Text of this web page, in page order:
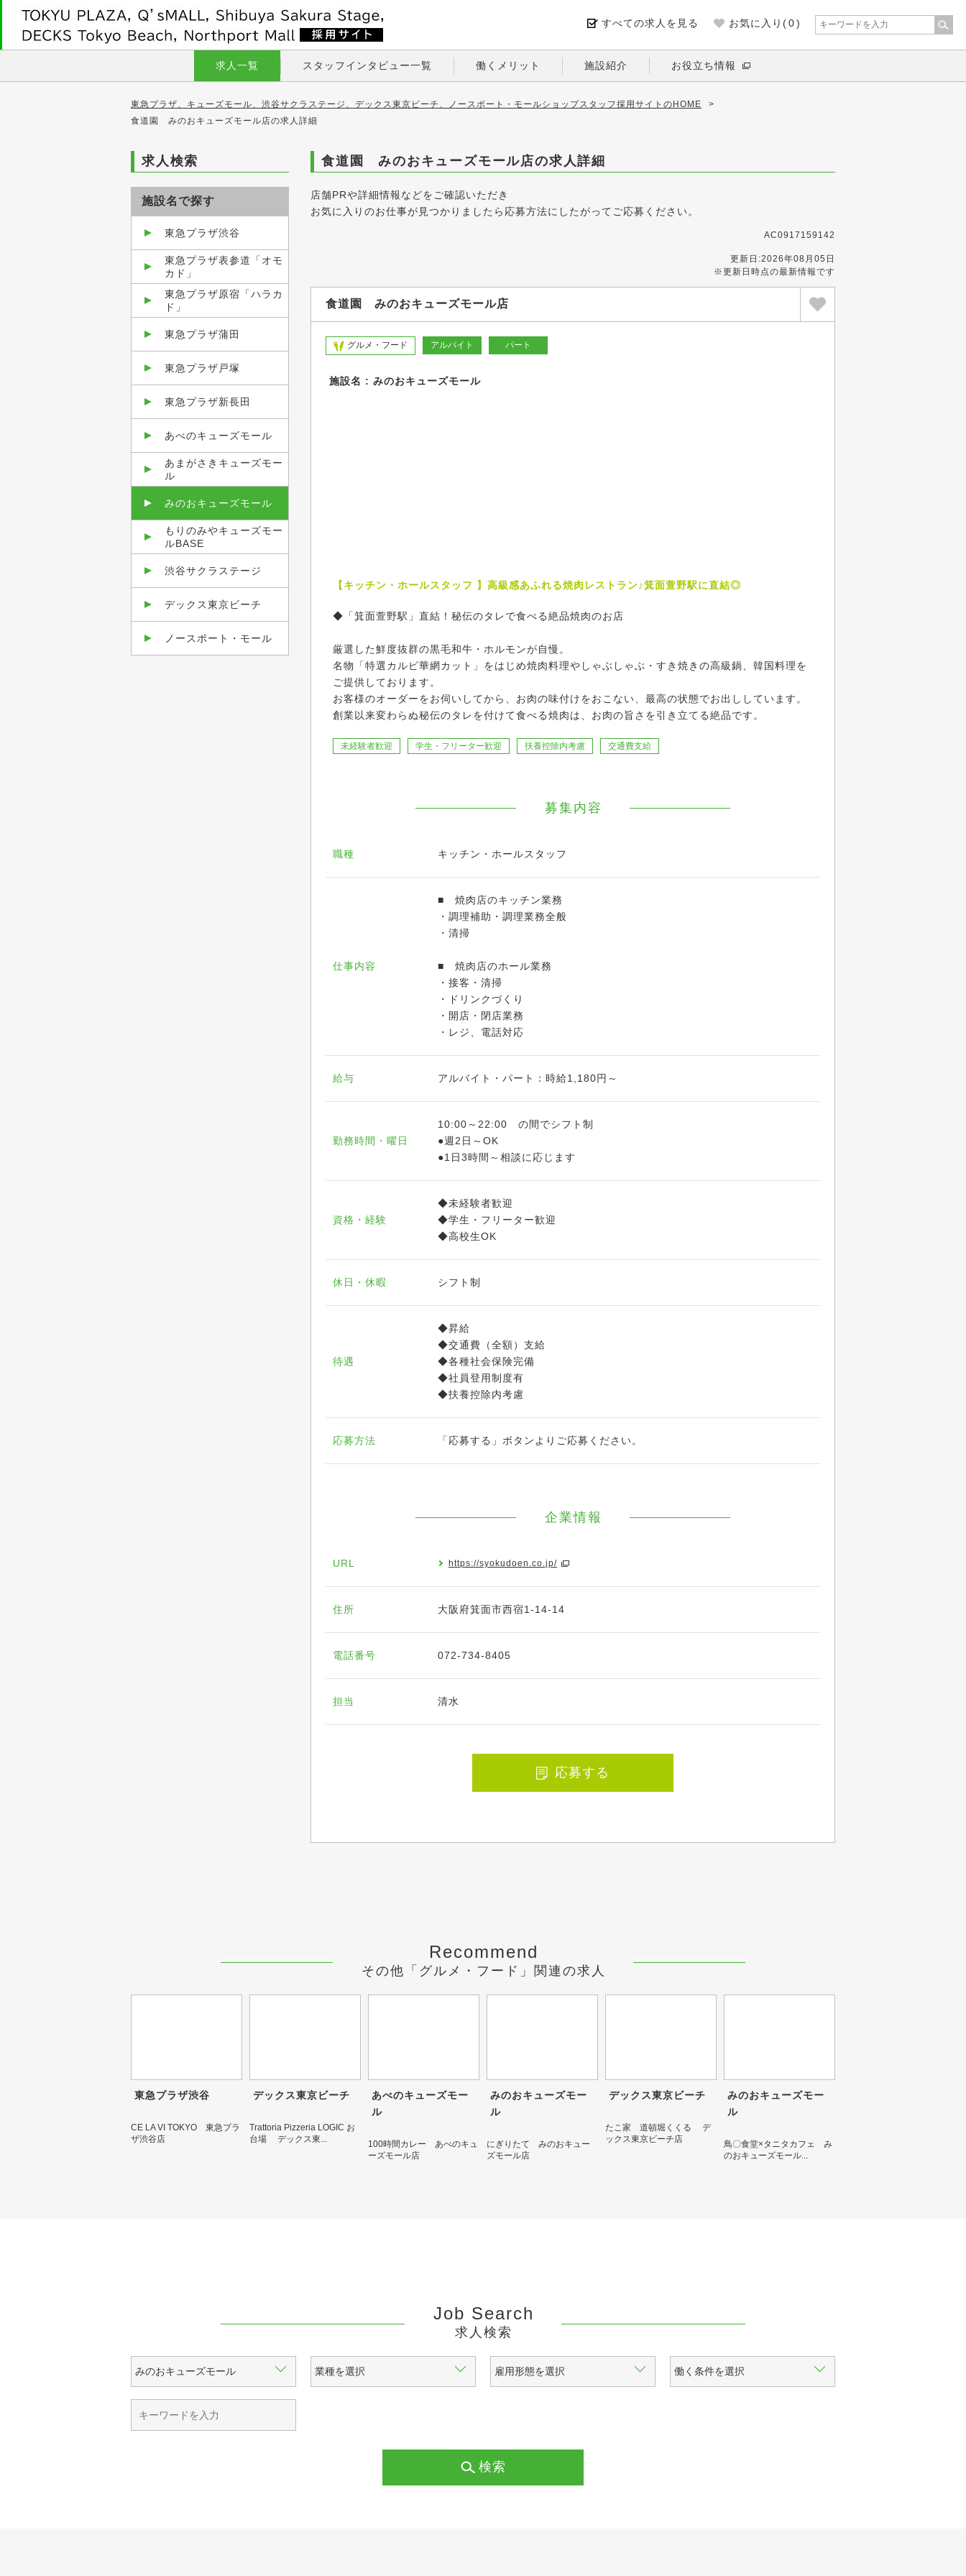
すべての求人を見る お気に入り(0)
求人一覧 スタッフインタビュー一覧 働くメリット 施設紹介 お役立ち情報
東急プラザ、キューズモール、渋谷サクラステージ、デックス東京ビーチ、ノースポート・モールショップスタッフ採用サイトのHOME
>
食道園 みのおキューズモール店の求人詳細
求人検索
施設名で探す
東急プラザ渋谷
東急プラザ表参道「オモ
カド」
東急プラザ原宿「ハラカ
ド」
東急プラザ蒲田
東急プラザ戸塚
東急プラザ新長田
あべのキューズモール
あまがさきキューズモー
ル
みのおキューズモール
もりのみやキューズモー
ルBASE
渋谷サクラステージ
デックス東京ビーチ
ノースポート・モール
食道園 みのおキューズモール店の求人詳細
店舗PRや詳細情報などをご確認いただき
お気に入りのお仕事が見つかりましたら応募方法にしたがってご応募ください。
AC0917159142
更新日:2026年08月05日
※更新日時点の最新情報です
食道園 みのおキューズモール店
グルメ・フード アルバイト パート
施設名 : みのおキューズモール
【キッチン・ホールスタッフ 】高級感あふれる焼肉レストラン♪箕面萱野駅に直結◎
◆「箕面萱野駅」直結！秘伝のタレで食べる絶品焼肉のお店
厳選した鮮度抜群の黒毛和牛・ホルモンが自慢。
名物「特選カルピ華網カット」をはじめ焼肉料理やしゃぶしゃぶ・すき焼きの高級鍋、韓国料理を
ご提供しております。
お客様のオーダーをお伺いしてから、お肉の味付けをおこない、最高の状態でお出ししています。
創業以来変わらぬ秘伝のタレを付けて食べる焼肉は、お肉の旨さを引き立てる絶品です。
未経験者歓迎 学生・フリーター歓迎 扶養控除内考慮 交通費支給
募集内容
職種 キッチン・ホールスタッフ
仕事内容
■ 焼肉店のキッチン業務
・調理補助・調理業務全般
・清掃
■ 焼肉店のホール業務
・接客・清掃
・ドリンクづくり
・開店・閉店業務
・レジ、電話対応
給与 アルバイト・パート：時給1,180円～
勤務時間・曜日
10:00～22:00 の間でシフト制
●週2日～OK
●1日3時間～相談に応じます
資格・経験
◆未経験者歓迎
◆学生・フリーター歓迎
◆高校生OK
休日・休暇 シフト制
待遇
◆昇給
◆交通費（全額）支給
◆各種社会保険完備
◆社員登用制度有
◆扶養控除内考慮
応募方法 「応募する」ボタンよりご応募ください。
企業情報
URL https://syokudoen.co.jp/
住所 大阪府箕面市西宿1-14-14
電話番号 072-734-8405
担当 清水
応募する
Recommend
その他「グルメ・フード」関連の求人
東急プラザ渋谷
CE LA VI TOKYO 東急プラ
ザ渋谷店
デックス東京ビーチ
Trattoria Pizzeria LOGIC お
台場 デックス東...
あべのキューズモー
ル
100時間カレー あべのキュ
ーズモール店
みのおキューズモー
ル
にぎりたて みのおキュー
ズモール店
デックス東京ビーチ
たこ家 道頓堀くくる デ
ックス東京ビーチ店
みのおキューズモー
ル
鳥〇食堂×タニタカフェ み
のおキューズモール...
Job Search
求人検索
検索